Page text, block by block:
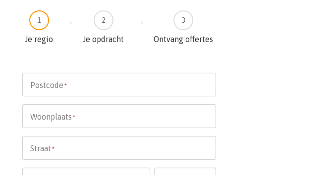
1
Je regio
2
Je opdracht
3
Ontvang offertes
Postcode *
Woonplaats *
Straat *